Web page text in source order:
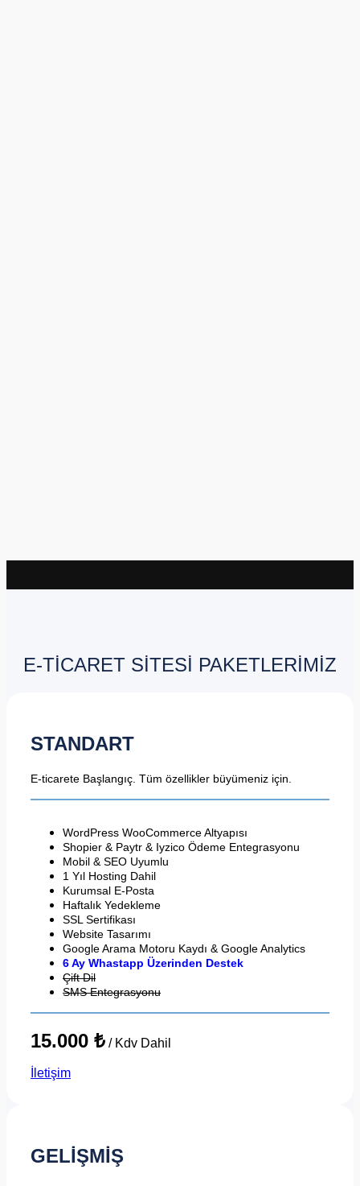
E-TİCARET SİTESİ PAKETLERİMİZ
STANDART
E-ticarete Başlangıç. Tüm özellikler büyümeniz için.
WordPress WooCommerce Altyapısı
Shopier & Paytr & Iyzico Ödeme Entegrasyonu
Mobil & SEO Uyumlu
1 Yıl Hosting Dahil
Kurumsal E-Posta
Haftalık Yedekleme
SSL Sertifikası
Website Tasarımı
Google Arama Motoru Kaydı & Google Analytics
6 Ay Whastapp Üzerinden Destek
Çift Dil
SMS Entegrasyonu
15.000 ₺ / Kdv Dahil
İletişim
GELİŞMİŞ